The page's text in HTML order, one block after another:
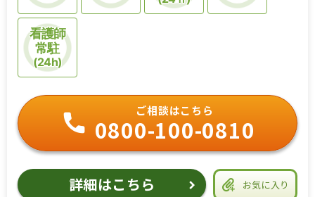
看護師
常駐
(24h)
お気に入り
ご相談はこちら
0800-100-0810
詳細はこちら